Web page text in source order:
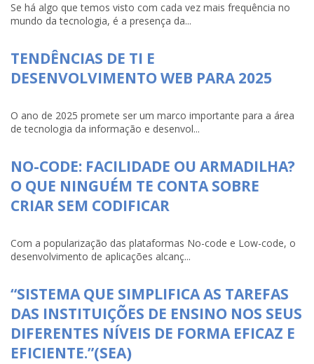
Se há algo que temos visto com cada vez mais frequência no
mundo da tecnologia, é a presença da...
TENDÊNCIAS DE TI E
DESENVOLVIMENTO WEB PARA 2025
O ano de 2025 promete ser um marco importante para a área
de tecnologia da informação e desenvol...
NO-CODE: FACILIDADE OU ARMADILHA?
O QUE NINGUÉM TE CONTA SOBRE
CRIAR SEM CODIFICAR
Com a popularização das plataformas No-code e Low-code, o
desenvolvimento de aplicações alcanç...
“SISTEMA QUE SIMPLIFICA AS TAREFAS
DAS INSTITUIÇÕES DE ENSINO NOS SEUS
DIFERENTES NÍVEIS DE FORMA EFICAZ E
EFICIENTE.”(SEA)